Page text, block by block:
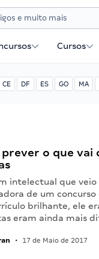
Cursos
CE DF ES GO MA
prever o que vai
intelectual que
de um
brilhante, ele
eram ainda mais
• 17 de Maio de 2017